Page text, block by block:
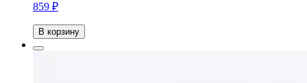
859 ₽
В корзину